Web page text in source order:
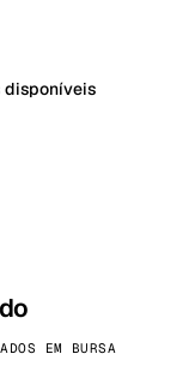
disponíveis
EM BURSA